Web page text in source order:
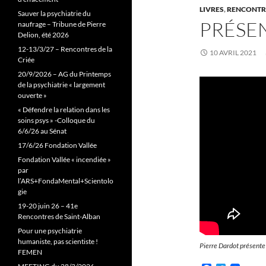
LIVRES,
10 AVRIL 2021
Pierre Dardot
Sauver la psychiatrie du
naufrage – Tribune de Pierre
Delion, été 2026
12-13/3/27 – Rencontres de la
Criée
20/9/2026 – AG du Printemps
de la psychiatrie « largement
ouverte »
« Défendre la relation dans les
soins psys » -Colloque du
6/6/26 au Sénat
17/6/26 Fondation Vallée
Fondation Vallée « incendiée »
par
l’ARS+FondaMental+Scientolo
gie
19-20 juin 26 – 41e
Rencontres de Saint-Alban
Pour une psychiatrie
humaniste, pas scientiste !
FEMEN